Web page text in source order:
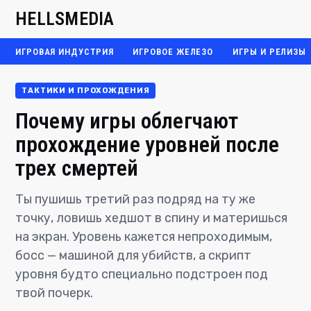
HELLSMEDIA
ИГРОВАЯ ИНДУСТРИЯ ИГРОВОЕ ЖЕЛЕЗО ИГРЫ И РЕЛИЗЫ
ТАКТИКИ И ПРОХОЖДЕНИЯ
Почему игры облегчают
прохождение уровней после
трех смертей
Ты пушишь третий раз подряд на ту же
точку, ловишь хедшот в спину и материшься
на экран. Уровень кажется непроходимым,
босс — машиной для убийств, а скрипт
уровня будто специально подстроен под
твой почерк.